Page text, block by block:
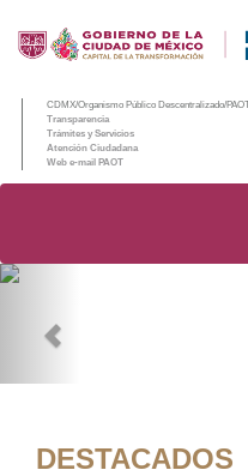
CDMX/Organismo Público Descentralizado/
Transparencia
Trámites y Servicios
Atención Ciudadana
Web e-mail PAOT
DESTACADOS